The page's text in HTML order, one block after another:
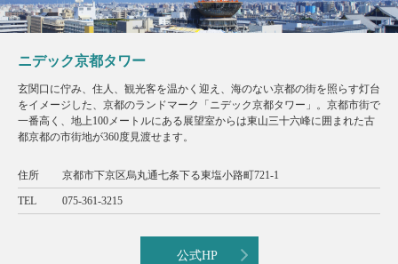
ニデック京都タワー
玄関口に佇み、住人、観光客を温かく迎え、海のない京都の街を照らす灯台
をイメージした、京都のランドマーク「ニデック京都タワー」。京都市街で
一番高く、地上100メートルにある展望室からは東山三十六峰に囲まれた古
都京都の市街地が360度見渡せます。
住所 京都市下京区烏丸通七条下る東塩小路町721-1
TEL 075-361-3215
公式HP